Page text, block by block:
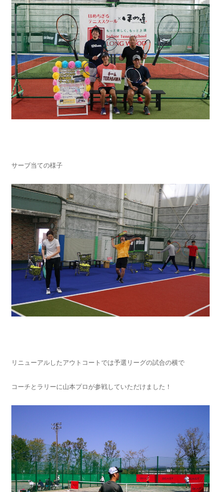
サーブ当ての様子
リニューアルしたアウトコートでは予選リーグの試合の横で
コーチとラリーに山本プロが参戦していただけました！